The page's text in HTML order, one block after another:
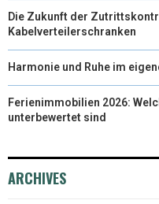
Die Zukunft der
Kabelverteilerschranken
Harmonie und Ruhe im
Ferienimmobilien 2026:
unterbewertet sind
ARCHIVES